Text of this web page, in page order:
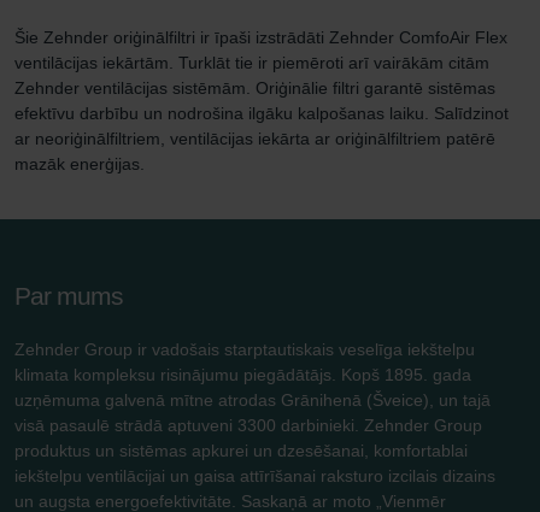
Šie Zehnder oriģinālfiltri ir īpaši izstrādāti Zehnder ComfoAir Flex
ventilācijas iekārtām. Turklāt tie ir piemēroti arī vairākām citām
Zehnder ventilācijas sistēmām. Oriģinālie filtri garantē sistēmas
efektīvu darbību un nodrošina ilgāku kalpošanas laiku. Salīdzinot
ar neoriģinālfiltriem, ventilācijas iekārta ar oriģinālfiltriem patērē
mazāk enerģijas.
Par mums
Zehnder Group ir vadošais starptautiskais veselīga iekštelpu
klimata kompleksu risinājumu piegādātājs. Kopš 1895. gada
uzņēmuma galvenā mītne atrodas Grānihenā (Šveice), un tajā
visā pasaulē strādā aptuveni 3300 darbinieki. Zehnder Group
produktus un sistēmas apkurei un dzesēšanai, komfortablai
iekštelpu ventilācijai un gaisa attīrīšanai raksturo izcilais dizains
un augsta energoefektivitāte. Saskaņā ar moto „Vienmēr